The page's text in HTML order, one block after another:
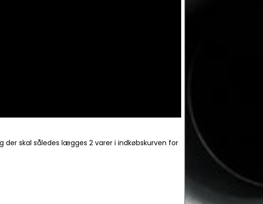
skal således lægges 2 varer i indkøbskurven for